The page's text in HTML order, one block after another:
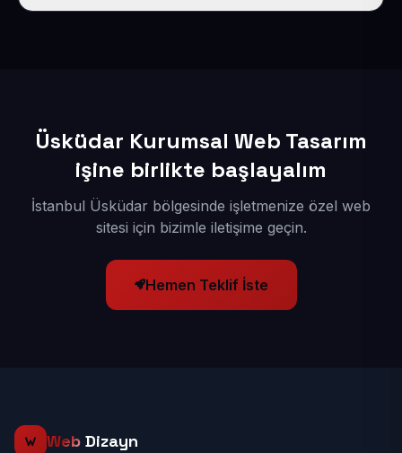
Üsküdar Kurumsal Web Tasarım
işine birlikte başlayalım
İstanbul Üsküdar bölgesinde işletmenize özel web
sitesi için bizimle iletişime geçin.
Hemen Teklif İste
Web Dizayn